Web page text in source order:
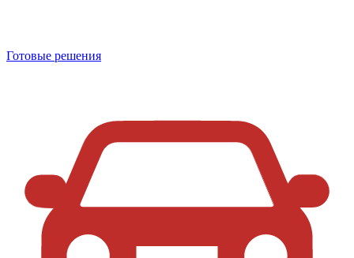
Готовые решения